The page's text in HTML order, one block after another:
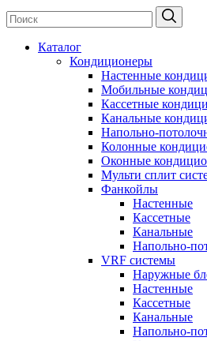
Каталог
Кондиционеры
Настенные
Мобильные
Кассетные
Канальные
Напольно-
Колонные
Оконные
Мульти сплит
Фанкойлы
Настенные
Кассетные
Канальные
Напольно-
VRF системы
Наружные
Настенные
Кассетные
Канальные
Напольно-